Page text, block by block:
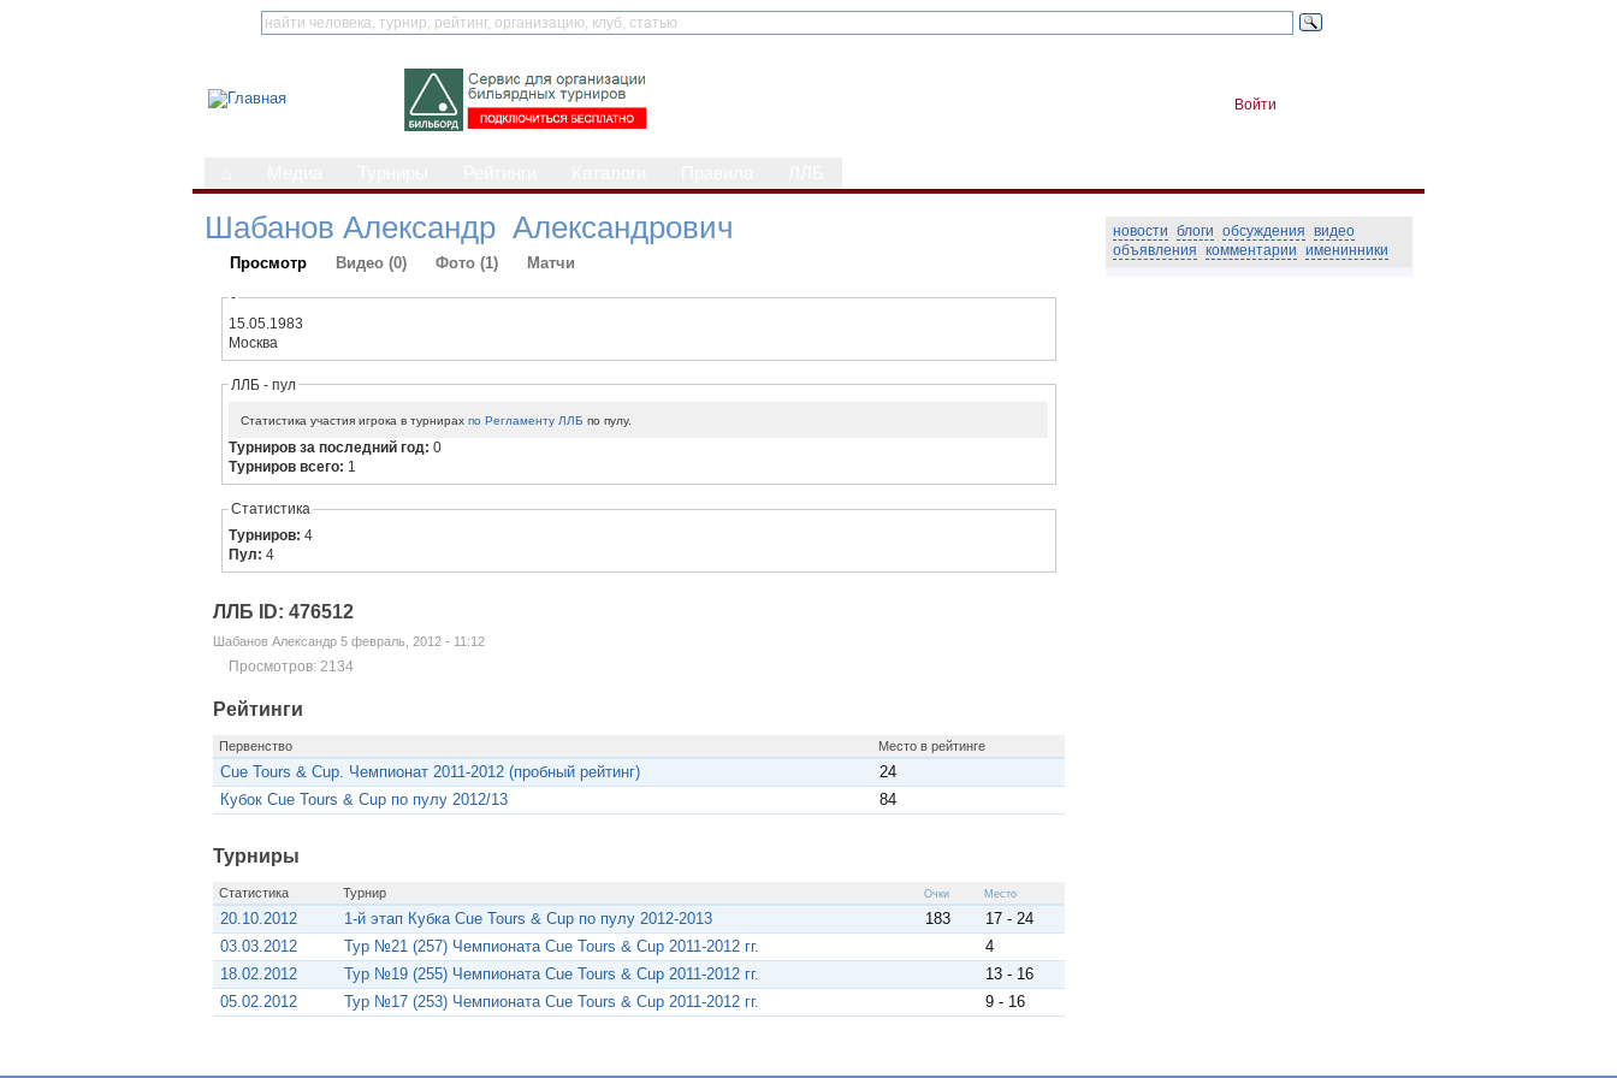
Войти
Шабанов Александр Александрович
Просмотр Видео (0) Фото (1) Матчи
-
15.05.1983
Москва
ЛЛБ - пул
Статистика участия игрока в турнирахпо Регламенту ЛЛБ по пулу.
Турниров за последний год:0
Турниров всего: 1
Статистика
Турниров:4
Пул:4
ЛЛБ ID: 476512
Шабанов Александр 5 февраль, 2012 - 11:12
Просмотров: 2134
Рейтинги
Первенство Место в рейтинге
Cue Tours & Cup. Чемпионат 2011-2012 (пробный рейтинг)
24
Кубок Cue Tours & Cup по пулу 2012/13
84
Турниры
Статистика Турнир Очки Место
20.10.2012 1-й этап Кубка Cue Tours & Cup по пулу 2012-2013 183
17 - 24
03.03.2012
Тур №21 (257) Чемпионата Cue Tours & Cup 2011-2012 гг.
4
18.02.2012
Тур №19 (255) Чемпионата Cue Tours & Cup 2011-2012 гг.
13 - 16
05.02.2012
Тур №17 (253) Чемпионата Cue Tours & Cup 2011-2012 гг. 9 - 16
новости блоги обсуждения видео
объявления комментарии именинники